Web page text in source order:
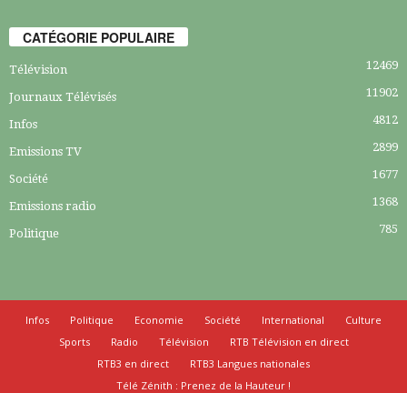
CATÉGORIE POPULAIRE
Télévision 12469
Journaux Télévisés 11902
Infos 4812
Emissions TV 2899
Société 1677
Emissions radio 1368
Politique 785
Infos Politique Economie Société International
Culture
Sports
Radio Télévision
RTB Télévision en direct
RTB3 en direct
RTB3 Langues nationales
Télé Zénith : Prenez de la Hauteur !